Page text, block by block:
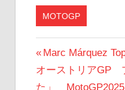
MOTOGP
投
稿
前
の
投
Marc Márquez
次
の
オーストリアGP
た」 MotoGP2025